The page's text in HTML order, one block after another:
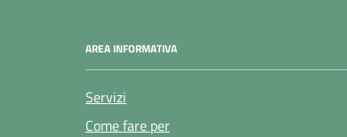
AREA INFORMATIVA
Servizi
Come fare per